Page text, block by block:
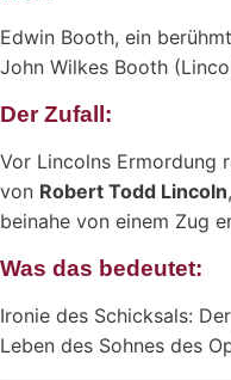
Edwin Booth, ein
John Wilkes Booth
Der Zufall:
Vor Lincolns Ermordung
von Robert Todd Lincoln
beinahe von einem Zug
Was das bedeutet:
Ironie des Schicksals:
Leben des Sohnes des